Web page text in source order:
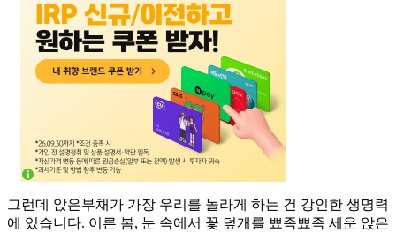
그런데 앉은부채가 가장 우리를 놀라게 하는 건 강인한 생명력
에 있습니다. 이른 봄, 눈 속에서 꽃 덮개를 뾰족뾰족 세운 앉은